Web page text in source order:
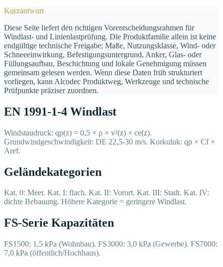
Kurzantwort
Diese Seite liefert den richtigen Vorentscheidungsrahmen für
Windlast- und Linienlastprüfung. Die Produktfamilie allein ist keine
endgültige technische Freigabe; Maße, Nutzungsklasse, Wind- oder
Schneeeinwirkung, Befestigungsuntergrund, Anker, Glas- oder
Füllungsaufbau, Beschichtung und lokale Genehmigung müssen
gemeinsam gelesen werden. Wenn diese Daten früh strukturiert
vorliegen, kann Alcodec Produktweg, Werkzeuge und technische
Prüfpunkte präziser zuordnen.
EN 1991-1-4 Windlast
Windstaudruck: qp(z) = 0,5 × ρ × v²(z) × ce(z).
Grundwindgeschwindigkeit: DE 22,5-30 m/s. Korkuluk: qp × Cf ×
Aref.
Geländekategorien
Kat. 0: Meer. Kat. I: flach. Kat. II: Vorort. Kat. III: Stadt. Kat. IV:
dichte Bebauung. Höhere Kategorie = geringere Windlast.
FS-Serie Kapazitäten
FS1500: 1,5 kPa (Wohnbau). FS3000: 3,0 kPa (Gewerbe). FS7000:
7,0 kPa (öffentlich/Hochhaus).